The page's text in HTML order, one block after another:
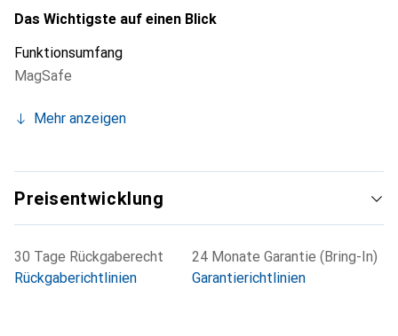
Das Wichtigste auf einen Blick
Funktionsumfang
MagSafe
Mehr anzeigen
Preisentwicklung
30 Tage Rückgaberecht
Rückgaberichtlinien
24 Monate Garantie (Bring-In)
Garantierichtlinien